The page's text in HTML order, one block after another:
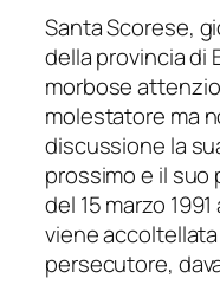
Santa Scorese,
della provincia di
morbose
molestatore ma
discussione la
prossimo e il suo
del 15 marzo
viene
persecutore,